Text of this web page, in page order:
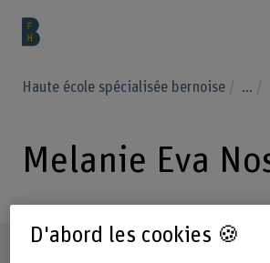
Haute école spécialisée bernoise ...
Melanie Eva
D'abord les cookies 🍪